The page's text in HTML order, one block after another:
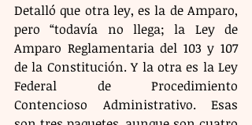
Detalló que otra ley, es la de Amparo,
pero “todavía no llega; la Ley de
Amparo Reglamentaria del 103 y 107
de la Constitución. Y la otra es la Ley
Federal de Procedimiento
Contencioso Administrativo. Esas